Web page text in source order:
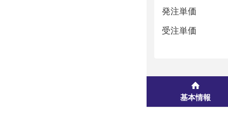
発注単価
受注単価
基本情報